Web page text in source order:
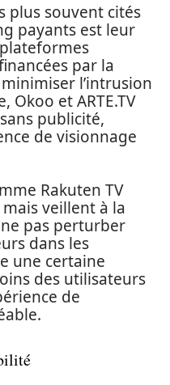
plus souvent cités
payants est leur
par la
l’intrusion
Okoo et ARTE.TV
publicité,
de visionnage
Rakuten TV
veillent à la
pas perturber
dans les
une certaine
des utilisateurs
de